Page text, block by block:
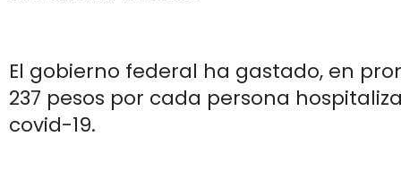
El gobierno federal ha gastado, en
237 pesos por cada persona
covid-19.